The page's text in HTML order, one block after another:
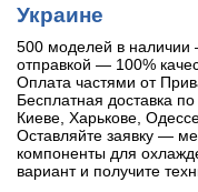
Украине
500 моделей в наличии
отправкой — 100%
Оплата частями от
Бесплатная доставка
Киеве, Харькове,
Оставляйте заявку —
компоненты для
вариант и получите